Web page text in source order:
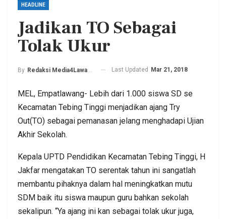
HEADLINE
Jadikan TO Sebagai
Tolak Ukur
By Redaksi Media4Lawang Last Updated Mar 21, 2018
MEL, Empatlawang- Lebih dari 1.000 siswa SD se
Kecamatan Tebing Tinggi menjadikan ajang Try
Out(TO) sebagai pemanasan jelang menghadapi Ujian
Akhir Sekolah.
Kepala UPTD Pendidikan Kecamatan Tebing Tinggi, H
Jakfar mengatakan TO serentak tahun ini sangatlah
membantu pihaknya dalam hal meningkatkan mutu
SDM baik itu siswa maupun guru bahkan sekolah
sekalipun. “Ya ajang ini kan sebagai tolak ukur juga,